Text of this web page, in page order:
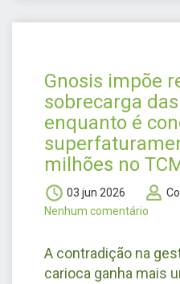
Gnosis impõe
sobrecarga
enquanto é
milhões no
03 jun 2026
Nenhum comentário
A contradição na
carioca ganha mais